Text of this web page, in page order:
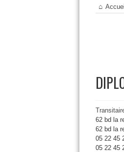
Accueil
62 bd la
62 bd la
05 22 45
05 22 45